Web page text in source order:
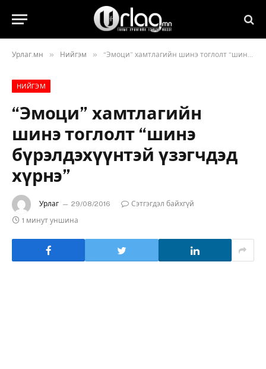
Урлаг.мн » Нийгэм » “Эмоци” хамтлагийн шинэ тоглолт “шинэ бүрэлдэхүүнтэй үзэгчдэд хүрнэ”
НИЙГЭМ
“Эмоци” хамтлагийн
шинэ тоглолт “шинэ
бүрэлдэхүүнтэй үзэгчдэд
хүрнэ”
Урлаг 29/08/2016
Сэтгэгдэл байхгүй
1 минут уншина